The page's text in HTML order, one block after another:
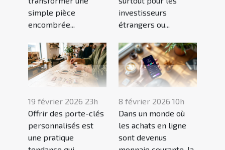
simple pièce
encombrée...
investisseurs
étrangers ou...
19 février 2026 23h
Offrir des porte-clés
personnalisés est
une pratique
8 février 2026 10h
Dans un monde où
les achats en ligne
sont devenus